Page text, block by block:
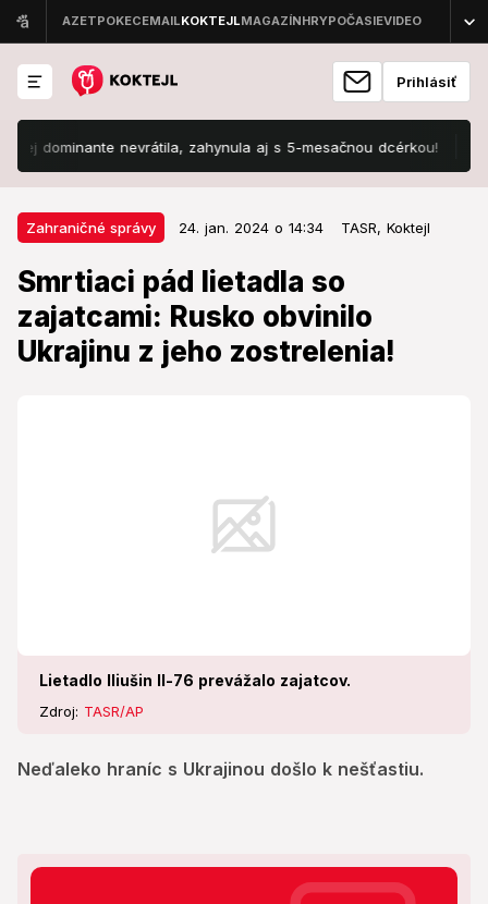
Prihlásiť
nevrátila, zahynula aj s 5-mesačnou dcérkou! Počasie
Zahraničné správy 24. jan. 2024 o 14:34 TASR, Koktejl
Smrtiaci pád lietadla so
zajatcami: Rusko obvinilo
Ukrajinu z jeho zostrelenia!
Lietadlo Iliušin Il-76 prevážalo zajatcov.
Zdroj: TASR/AP
Neďaleko hraníc s Ukrajinou došlo k nešťastiu.
Zahraničné správy 24. jan. 2024 o 14:34
Smrtiaci pád lietadla so zajatcami:
Rusko obvinilo Ukrajinu z jeho
zostrelenia!